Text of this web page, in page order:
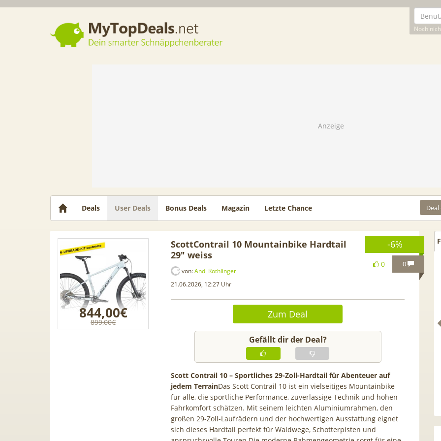
Noch
Dein smarter Schnäppchenberater
Deals User Deals Bonus Deals Magazin Letzte Chance
-6%
0
0
844,00€
899,00€
ScottContrail 10 Mountainbike Hardtail
29″ weiss
von:Andi Rothlinger
21.06.2026, 12:27 Uhr
Zum Deal
Gefällt dir der Deal?
Scott Contrail 10 – Sportliches 29-Zoll-Hardtail für Abenteuer auf
jedem TerrainDas Scott Contrail 10 ist ein vielseitiges Mountainbike
für alle, die sportliche Performance, zuverlässige Technik und hohen
Fahrkomfort schätzen. Mit seinem leichten Aluminiumrahmen, den
großen 29-Zoll-Laufrädern und der hochwertigen Ausstattung eignet
sich dieses Hardtail perfekt für Waldwege, Schotterpisten und
📱 Apple iPhone 17 (256GB) für
199€ + 70GB Vodafone 5G für
80GB für 29,99€ mit GigaKombi
[Eff. GRATIS!] 📲 Samsung
Galaxy S26 (256GB) für 169€ +
50GB 5G Otelo Vodafone Allnet
für 19,99€ + 50€ BONUS
50€ Wechselbonus! 🎉 50GB
Vodafone Allnet für 7,99€
| 0,00€ Anschlusskosten |